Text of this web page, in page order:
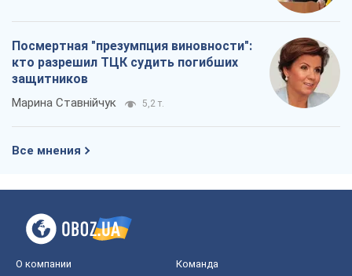
Посмертная "презумпция виновности":
кто разрешил ТЦК судить погибших
защитников
Марина Ставнійчук 5,2 т.
Все мнения
О компании Команда